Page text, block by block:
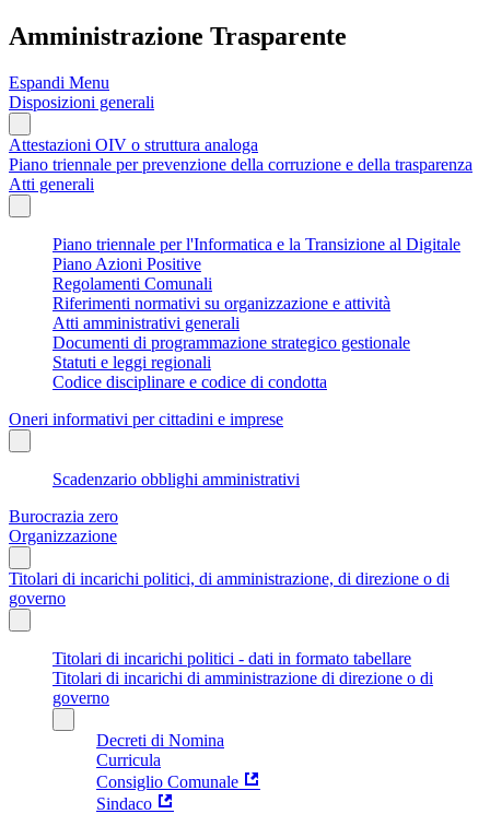
Amministrazione Trasparente
Espandi Menu
Disposizioni generali
Attestazioni OIV o struttura analoga
Piano triennale per prevenzione della corruzione e della trasparenza
Atti generali
Piano triennale per l'Informatica e la Transizione al Digitale
Piano Azioni Positive
Regolamenti Comunali
Riferimenti normativi su organizzazione e attività
Atti amministrativi generali
Documenti di programmazione strategico gestionale
Statuti e leggi regionali
Codice disciplinare e codice di condotta
Oneri informativi per cittadini e imprese
Scadenzario obblighi amministrativi
Burocrazia zero
Organizzazione
Titolari di incarichi politici, di amministrazione, di direzione o di
governo
Titolari di incarichi politici - dati in formato tabellare
Titolari di incarichi di amministrazione di direzione o di
governo
Decreti di Nomina
Curricula
Consiglio Comunale
Sindaco